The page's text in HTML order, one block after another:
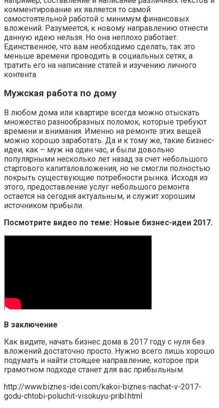
комментирование их является то самой
самостоятельной работой с минимум финансовых
вложений. Разумеется, к новому направлению отнести
данную идею нельзя. Но она неплохо работает.
Единственное, что вам необходимо сделать, так это
меньше времени проводить в социальных сетях, а
тратить его на написание статей и изучению личного
контента.
Мужская работа по дому
В любом дома или квартире всегда можно отыскать
множество разнообразных поломок, которые требуют
времени и внимания. Именно на ремонте этих вещей
можно хорошо заработать. Да и к тому же, такие бизнес-
идеи, как – муж на один час, и были довольно
популярными несколько лет назад за счет небольшого
стартового капиталовложения, но не смогли полностью
покрыть существующие потребности рынка. Исходя из
этого, предоставление услуг небольшого ремонта
остается на сегодня актуальным, и служит хорошим
источником прибыли.
Посмотрите видео по теме: Новые бизнес-идеи 2017.
В заключение
Как видите, начать бизнес дома в 2017 году с нуля без
вложений достаточно просто. Нужно всего лишь хорошо
подумать и найти стоящее направление, которое при
грамотном подходе станет для вас прибыльным.
http://www.biznes-idei.com/kakoi-biznes-nachat-v-2017-
godu-chtobi-poluchit-visokuyu-pribl.html